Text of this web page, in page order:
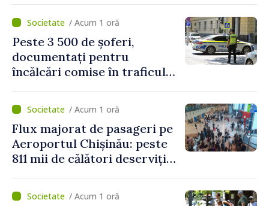
/ Acum 1 oră
Peste 3 500 de șoferi,
documentați pentru
încălcări comise în traficul
depășit limita de viteză
/ Acum 1 oră
Flux majorat de pasageri pe
Aeroportul Chișinău: peste
811 mii de călători deserviți
/ Acum 1 oră